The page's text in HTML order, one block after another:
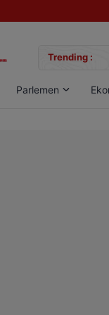
Trending :
Parlemen